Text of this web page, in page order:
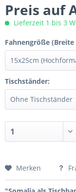
Preis auf
Lieferzeit 1 bis 3
Fahnengröße (Breite
Tischständer:
Preis
Merken